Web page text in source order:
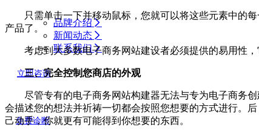
品牌介绍
新闻动态
联系我们
立即咨询
免费诊断
只需单击一下并移动鼠标，您就可以将这些元素中的每
产品了。
考虑到大多数电子商务网站建设者必须提供的易用性，
三、完全控制您商店的外观
尽管专有的电子商务网站构建器无法与专为电子商务创
会描述您的想法并祈祷一切都会按照您想要的方式进行。
己动手，你就更有可能得到你想要的东西。